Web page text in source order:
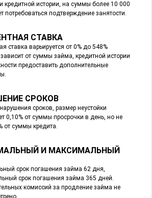
кредитной истории, на суммы более 10 000
потребоваться подтверждение занятости.
СТАВКА
ставка варьируется от 0% до 548%
от суммы займа, кредитной истории
предоставить дополнительные
СРОКОВ
сроков, размер неустойки
0,10% от суммы просрочки в день, но не
от суммы кредита.
И МАКСИМАЛЬНЫЙ
срок погашения займа 62 дня,
срок погашения займа 365 дней.
комиссий за продление займа не